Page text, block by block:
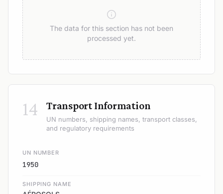
The data for this section has not been
processed yet.
14 Transport Information
UN numbers, shipping names, transport classes,
and regulatory requirements
UN NUMBER
1950
SHIPPING NAME